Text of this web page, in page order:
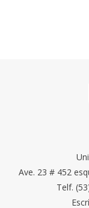
Ave. 23 # 452
Telf.